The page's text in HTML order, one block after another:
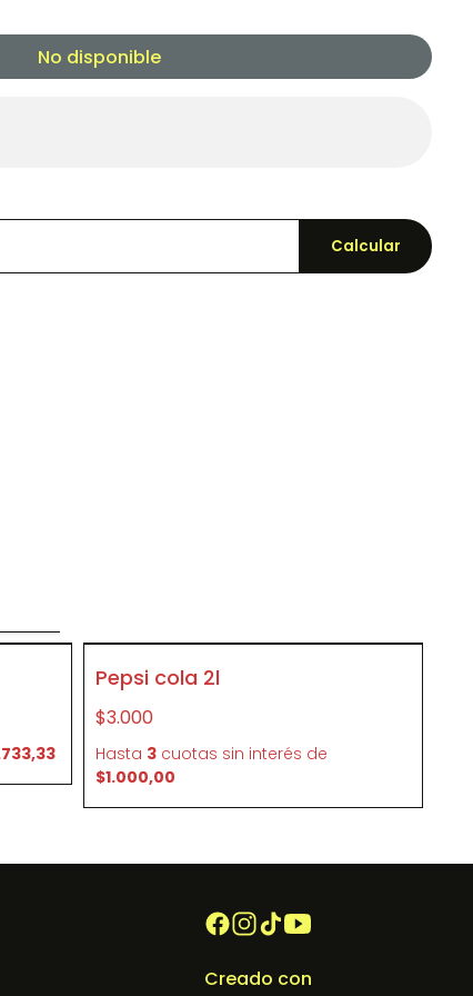
No disponible
Calcular
SIN STOCK
P228
Pepsi cola 2l
$3.000
Hasta 3 cuotas sin interés de
$1.000,00
Creado con